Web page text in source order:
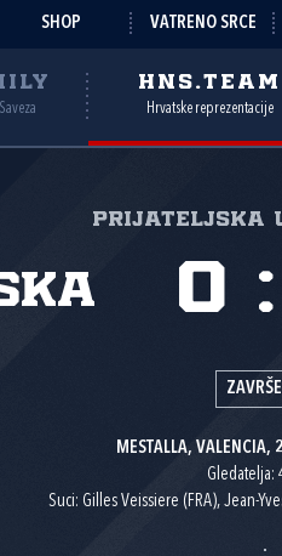
SHOP VATRENO SRCE
HNS.TEAM
Hrvatske reprezentacije
Prijateljska
0 :
MESTALLA,
Gledatelja:
Suci: Gilles Veissiere (FRA), Jean-